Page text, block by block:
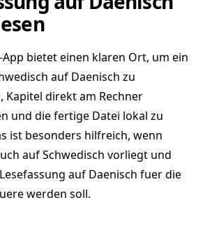
bietet einen klaren Ort, um ein
auf Daenisch zu
Kapitel direkt am Rechner
und die fertige Datei lokal zu
ist besonders hilfreich, wenn
auf Schwedisch vorliegt und
auf Daenisch fuer die
werden soll.